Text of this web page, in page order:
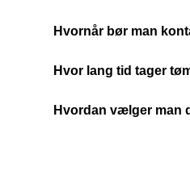
Hvornår bør man
Hvor lang tid tager
Hvordan vælger man